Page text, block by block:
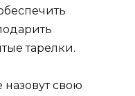
тарелки.
свою